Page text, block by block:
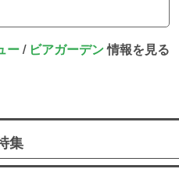
ー/ ビアガーデン情報を見る
集